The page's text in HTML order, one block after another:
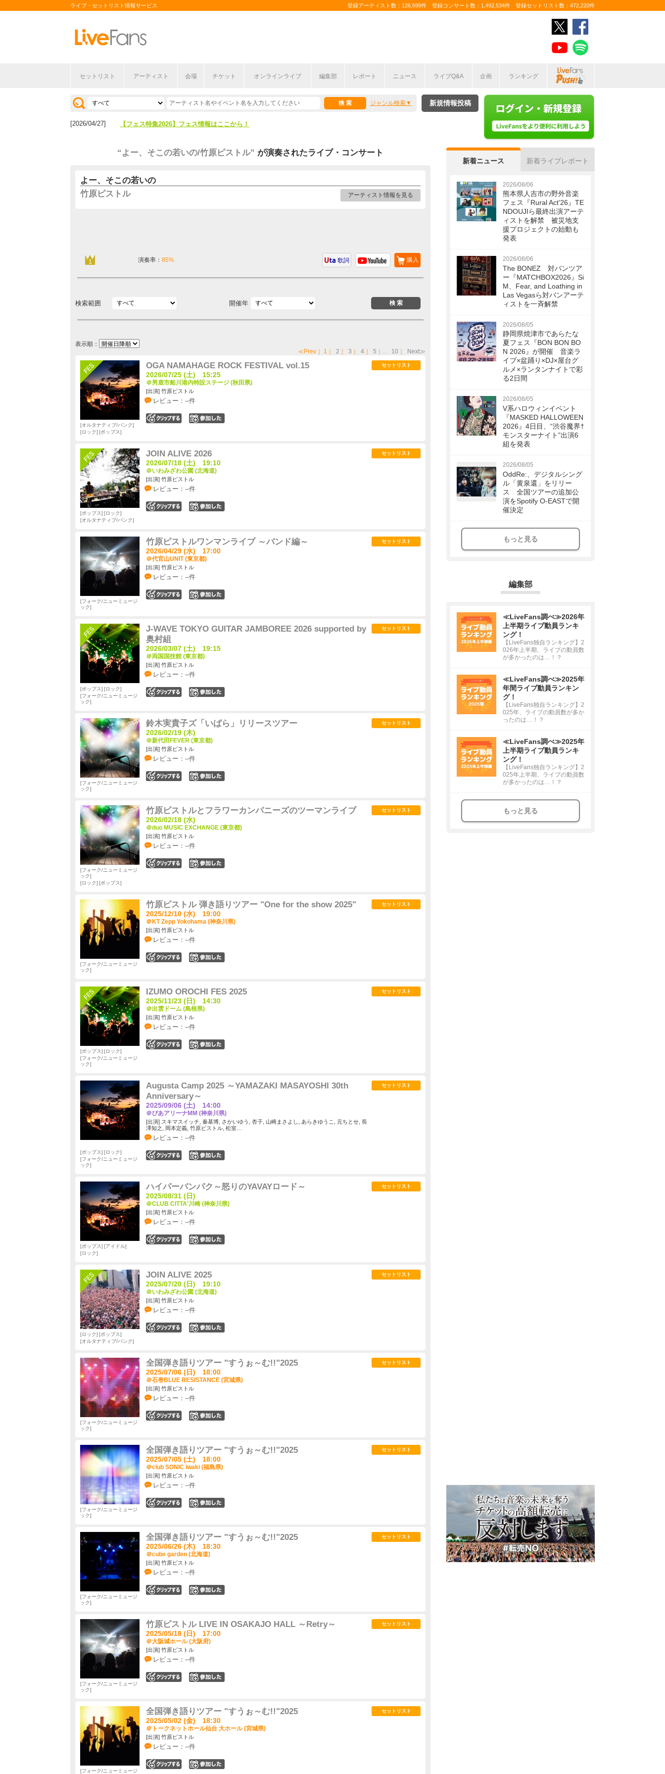
ライブ・セットリスト情報サービス 登録アーティスト数：126,599件 登録コンサート数：1,492,534件 登録セットリスト数：472,220件
セットリスト アーティスト 会場 チケット オンラインライブ 編集部 レポート ニュース ライブQ&A 企画 ランキング
ジャンル検索
[2026/07/28] 【ライブ動員ランキング】2026年上半期編発表！
[2026/04/27] 【フェス特集2026】フェス情報はここから！
新規情報投稿
“よー、そこの若いの/竹原ピストル” が演奏されたライブ・コンサート
よー、そこの若いの
竹原ピストル
アーティスト情報を見る
1 演奏率： 85% 購入
歌詞
検索範囲 開催年
表示順：
≪Prev ｜ 1 ｜ 2 ｜ 3 ｜ 4 ｜ 5 ｜… 10 ｜ Next≫
OGA NAMAHAGE ROCK FESTIVAL vol.15
2026/07/25 (土) 15:25
＠男鹿市船川港内特設ステージ (秋田県)
[出演] 竹原ピストル
レビュー：--件
セットリスト
オルタナティブ/パンク
ロック
ポップス
JOIN ALIVE 2026
2026/07/18 (土) 19:10
＠いわみざわ公園 (北海道)
[出演] 竹原ピストル
レビュー：--件
セットリスト
ポップス
ロック
オルタナティブ/パンク
竹原ピストルワンマンライブ ～バンド編～
2026/04/29 (水) 17:00
＠代官山UNIT (東京都)
[出演] 竹原ピストル
レビュー：--件
セットリスト
フォーク/ニューミュージ
ック
J-WAVE TOKYO GUITAR JAMBOREE 2026 supported by
奥村組
2026/03/07 (土) 19:15
＠両国国技館 (東京都)
[出演] 竹原ピストル
レビュー：--件
セットリスト
ポップス
ロック
フォーク/ニューミュージ
ック
鈴木実貴子ズ「いばら」リリースツアー
2026/02/19 (木)
＠新代田FEVER (東京都)
[出演] 竹原ピストル
レビュー：--件
セットリスト
フォーク/ニューミュージ
ック
竹原ピストルとフラワーカンパニーズのツーマンライブ
2026/02/18 (水)
＠duo MUSIC EXCHANGE (東京都)
[出演] 竹原ピストル
レビュー：--件
セットリスト
フォーク/ニューミュージ
ック
ロック
ポップス
竹原ピストル 弾き語りツアー "One for the show 2025"
2025/12/10 (水) 19:00
＠KT Zepp Yokohama (神奈川県)
[出演] 竹原ピストル
レビュー：--件
セットリスト
フォーク/ニューミュージ
ック
IZUMO OROCHI FES 2025
2025/11/23 (日) 14:30
＠出雲ドーム (島根県)
[出演] 竹原ピストル
レビュー：--件
セットリスト
ポップス
ロック
フォーク/ニューミュージ
ック
Augusta Camp 2025 ～YAMAZAKI MASAYOSHI 30th
Anniversary～
2025/09/06 (土) 14:00
＠ぴあアリーナMM (神奈川県)
[出演] スキマスイッチ, 秦基博, さかいゆう, 杏子, 山崎まさよし, あらきゆうこ, 元ちとせ, 長
澤知之, 岡本定義, 竹原ピストル, 松室…
レビュー：--件
セットリスト
ポップス
ロック
フォーク/ニューミュージ
ック
ハイパーバンパク～怒りのYAVAYロード～
2025/08/31 (日)
＠CLUB CITTA'川崎 (神奈川県)
[出演] 竹原ピストル
レビュー：--件
セットリスト
ポップス
アイドル
ロック
JOIN ALIVE 2025
2025/07/20 (日) 19:10
＠いわみざわ公園 (北海道)
[出演] 竹原ピストル
レビュー：--件
セットリスト
ロック
ポップス
オルタナティブ/パンク
全国弾き語りツアー "すうぉ～む!!"2025
2025/07/06 (日) 18:00
＠石巻BLUE RESISTANCE (宮城県)
[出演] 竹原ピストル
レビュー：--件
セットリスト
フォーク/ニューミュージ
ック
全国弾き語りツアー "すうぉ～む!!"2025
2025/07/05 (土) 18:00
＠club SONIC iwaki (福島県)
[出演] 竹原ピストル
レビュー：--件
セットリスト
フォーク/ニューミュージ
ック
全国弾き語りツアー "すうぉ～む!!"2025
2025/06/26 (木) 18:30
＠cube garden (北海道)
[出演] 竹原ピストル
レビュー：--件
セットリスト
フォーク/ニューミュージ
ック
竹原ピストル LIVE IN OSAKAJO HALL ～Retry～
2025/05/18 (日) 17:00
＠大阪城ホール (大阪府)
[出演] 竹原ピストル
レビュー：--件
セットリスト
フォーク/ニューミュージ
ック
全国弾き語りツアー "すうぉ～む!!"2025
2025/05/02 (金) 18:30
＠トークネットホール仙台 大ホール (宮城県)
[出演] 竹原ピストル
レビュー：--件
セットリスト
フォーク/ニューミュージ
新着ニュース 新着ライブレポート
2026/08/06
熊本県人吉市の野外音楽
フェス『Rural Act'26』TE
NDOUJIら最終出演アーテ
ィストを解禁 被災地支
援プロジェクトの始動も
発表
2026/08/06
The BONEZ 対バンツア
ー『MATCHBOX2026』Si
M、Fear, and Loathing in
Las Vegasら対バンアーテ
ィストを一斉解禁
2026/08/05
静岡県焼津市であらたな
夏フェス『BON BON BO
N 2026』が開催 音楽ラ
イブ×盆踊り×DJ×屋台グ
ルメ×ランタンナイトで彩
る2日間
2026/08/05
V系ハロウィンイベント
『MASKED HALLOWEEN
2026』4日目、“渋谷魔界†
モンスターナイト”出演6
組を発表
2026/08/05
OddRe:、デジタルシング
ル「黄泉還」をリリー
ス 全国ツアーの追加公
演をSpotify O-EASTで開
催決定
もっと見る
編集部
≪LiveFans調べ≫2026年
上半期ライブ動員ランキ
ング！
【LiveFans独自ランキング】2
026年上半期、ライブの動員数
が多かったのは…！？
≪LiveFans調べ≫2025年
年間ライブ動員ランキン
グ！
【LiveFans独自ランキング】2
025年、ライブの動員数が多か
ったのは…！？
≪LiveFans調べ≫2025年
上半期ライブ動員ランキ
ング！
【LiveFans独自ランキング】2
025年上半期、ライブの動員数
が多かったのは…！？
もっと見る